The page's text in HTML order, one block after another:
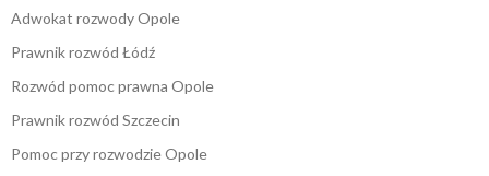
Adwokat rozwody Opole
Prawnik rozwód Łódź
Rozwód pomoc prawna Opole
Prawnik rozwód Szczecin
Pomoc przy rozwodzie Opole